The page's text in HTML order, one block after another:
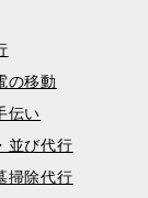
の移動
伝い
並び代行
掃除代行